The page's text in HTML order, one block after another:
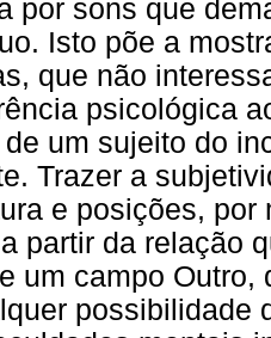
por sons que
Isto põe a
que não
psicológica
um sujeito do
Trazer a
e posições,
partir da relação
um campo
possibilidade